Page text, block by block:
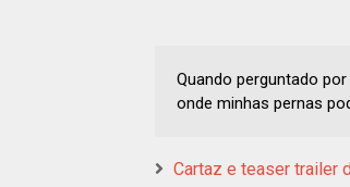
Quando perguntado
onde minhas pernas
Cartaz e teaser trailer